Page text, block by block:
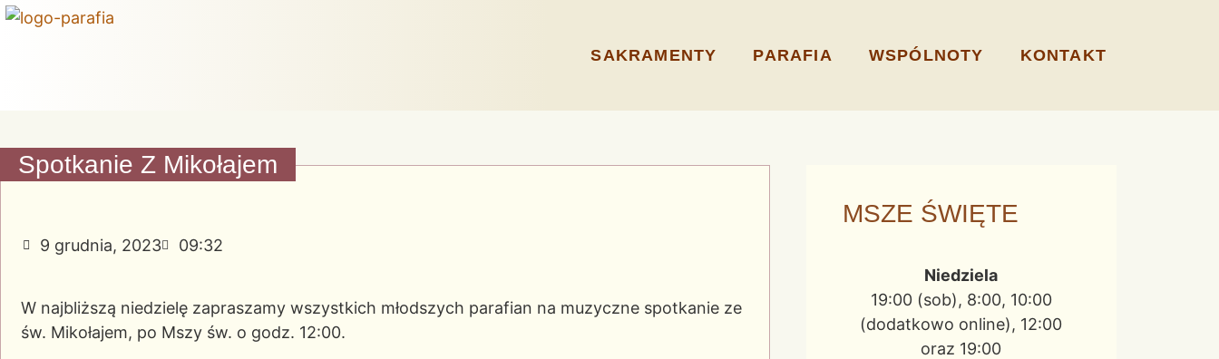
SAKRAMENTY PARAFIA WSPÓLNOTY KONTAKT
Spotkanie Z Mikołajem
9 grudnia, 2023 09:32
W najbliższą niedzielę zapraszamy wszystkich młodszych parafian na muzyczne spotkanie ze
św. Mikołajem, po Mszy św. o godz. 12:00.
MSZE ŚWIĘTE
Niedziela
19:00 (sob), 8:00, 10:00
(dodatkowo online), 12:00
oraz 19:00